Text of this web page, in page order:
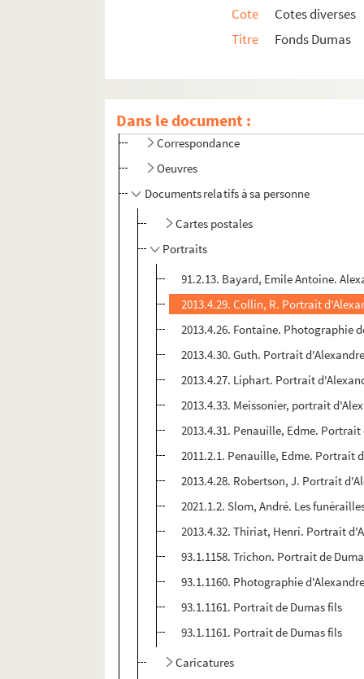
Cote
Cotes diverses
Titre
Fonds Dumas
Dans le document :
Alexandre Dumas fils
Correspondance
Oeuvres
Documents relatifs à sa personne
Cartes postales
Portraits
91.2.13. Bayard, Emile Antoine.
2013.4.29. Collin, R. Portrait
2013.4.26. Fontaine. Photographie
2013.4.30. Guth. Portrait
2013.4.27. Liphart. Portrait
2013.4.33. Meissonier, portrait
2013.4.31. Penauille, Edme.
2011.2.1. Penauille, Edme. Portrait
2013.4.28. Robertson, J. Portrait
2021.1.2. Slom, André. Les
2013.4.32. Thiriat, Henri. Portrait
93.1.1158. Trichon. Portrait de
93.1.1160. Photographie
93.1.1161. Portrait de Dumas fils
93.1.1161. Portrait de Dumas fils
Caricatures